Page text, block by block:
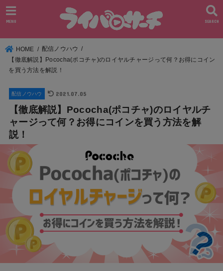
SEARCH
MENU
HOME
配信ノウハウ
【徹底解説】Pococha(ポコチャ)のロイヤルチャージって何？お得にコイン
を買う方法を解説！
配信ノウハウ 2021.07.05
【徹底解説】Pococha(ポコチャ)のロイヤルチ
ャージって何？お得にコインを買う方法を解
説！